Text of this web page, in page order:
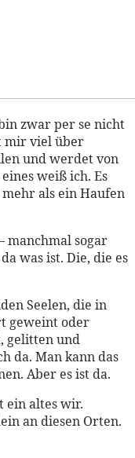
zwar per se nicht
mir viel über
und werdet von
weiß ich. Es
als ein Haufen
manchmal sogar
was ist. Die, die es
Seelen, die in
geweint oder
gelitten und
da. Man kann das
Aber es ist da.
ein altes wir.
an diesen Orten.